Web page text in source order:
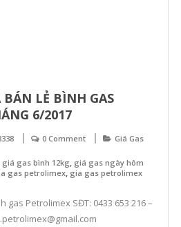
LẺ BÌNH GAS
6/2017
0 Comment Giá Gas
giá gas bình 12kg giá gas ngày hôm
gas petrolimex, gia gas petrolimex
gas Petrolimex SĐT: 0433 653 216 –